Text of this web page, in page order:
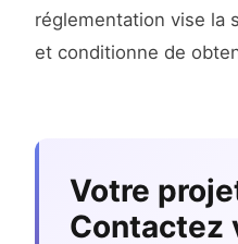
réglementation vise la
et conditionne de
Votre
Contactez